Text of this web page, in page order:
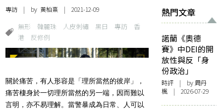
專訪 | by 黃柏熹 | 2021-12-09
無形 韓麗珠 人皮刺繡 黑日 專訪
香
港
反修例
關於痛苦，有人形容是「理所當然的彼岸」，
痛苦棲身於一切理所當然的另一端，因而難以
言明，亦不易理解。當警暴成為日常、人可以
熱門文章
諾蘭《奧德
賽》中DEI的開
放性與反「身
份政治」
時評 | by周丹
楓 | 2026-07-29